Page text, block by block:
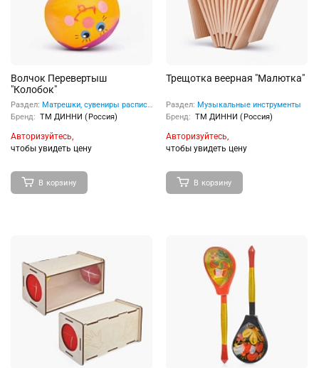
Волчок Перевертыш
"Колобок"
Раздел: Матрешки, сувениры расписные
Бренд: ТМ ДИННИ (Россия)
Авторизуйтесь,
чтобы увидеть цену
В корзину
Трещотка веерная "Малютка"
Раздел: Музыкальные инструменты
Бренд: ТМ ДИННИ (Россия)
Авторизуйтесь,
чтобы увидеть цену
В корзину